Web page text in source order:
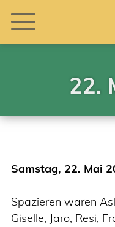
22.
Samstag, 22. Mai
Spazieren waren
Giselle, Jaro, Resi,